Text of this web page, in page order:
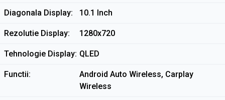
Diagonala Display 10.1 Inch
Rezolutie Display 1280x720
Tehnologie Display QLED
Functii
Android Auto Wireless, Carplay
Wireless